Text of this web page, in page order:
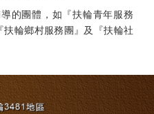
的團體，如『扶輪青年服務
輪鄉村服務團』及『扶輪社